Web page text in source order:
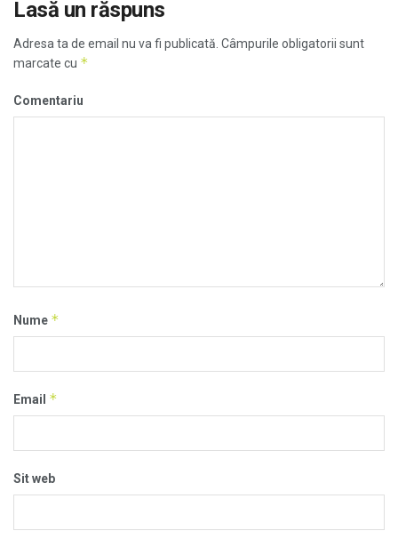
Lasă un răspuns
Adresa ta de email nu va fi publicată. Câmpurile obligatorii sunt
marcate cu *
Comentariu
Nume *
Email *
Sit web